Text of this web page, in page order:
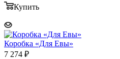
Купить
Коробка «Для Евы»
7 274 ₽